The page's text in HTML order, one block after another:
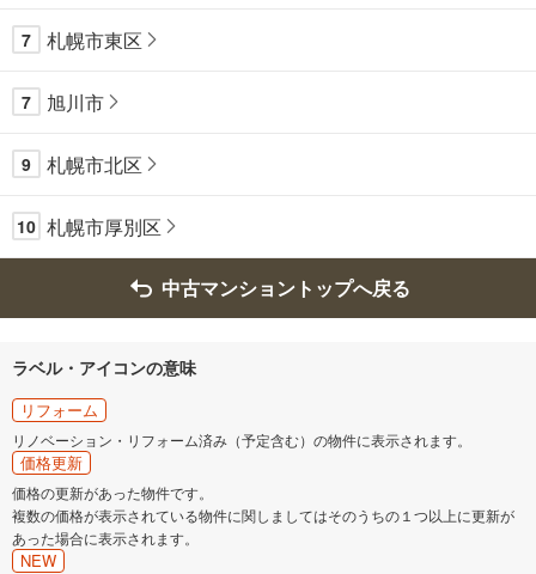
7 札幌市東区
7 旭川市
9 札幌市北区
10 札幌市厚別区
中古マンショントップへ戻る
ラベル・アイコンの意味
リフォーム
リノベーション・リフォーム済み（予定含む）の物件に表示されます。
価格更新
価格の更新があった物件です。
複数の価格が表示されている物件に関しましてはそのうちの１つ以上に更新が
あった場合に表示されます。
NEW